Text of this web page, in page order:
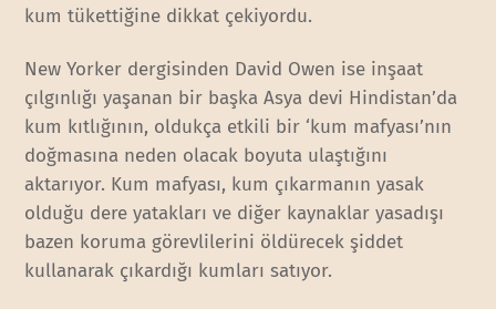
kum tükettiğine dikkat çekiyordu.
New Yorker dergisinden David Owen ise inşaat
çılgınlığı yaşanan bir başka Asya devi Hindistan’da
kum kıtlığının, oldukça etkili bir ‘kum mafyası’nın
doğmasına neden olacak boyuta ulaştığını
aktarıyor. Kum mafyası, kum çıkarmanın yasak
olduğu dere yatakları ve diğer kaynaklar yasadışı
bazen koruma görevlilerini öldürecek şiddet
kullanarak çıkardığı kumları satıyor.